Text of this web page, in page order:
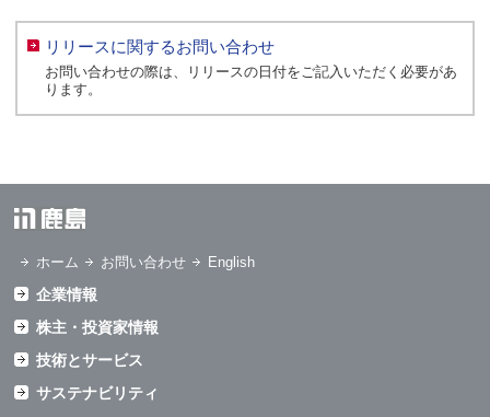
リリースに関するお問い合わせ
お問い合わせの際は、リリースの日付をご記入いただく必要があ
ります。
ホーム お問い合わせ English
企業情報
株主・投資家情報
技術とサービス
サステナビリティ